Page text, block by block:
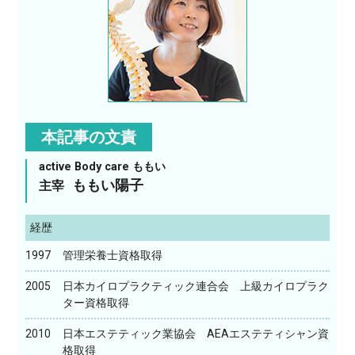
本記事の文責
active Body care ももい
主宰 ももい陽子
経歴
1997 管理栄養士資格取得
2005
日本カイロプラクティック連合会 上級カイロプラク
ター資格取得
2010
日本エステティック業協会 AEAエステティシャン資
格取得